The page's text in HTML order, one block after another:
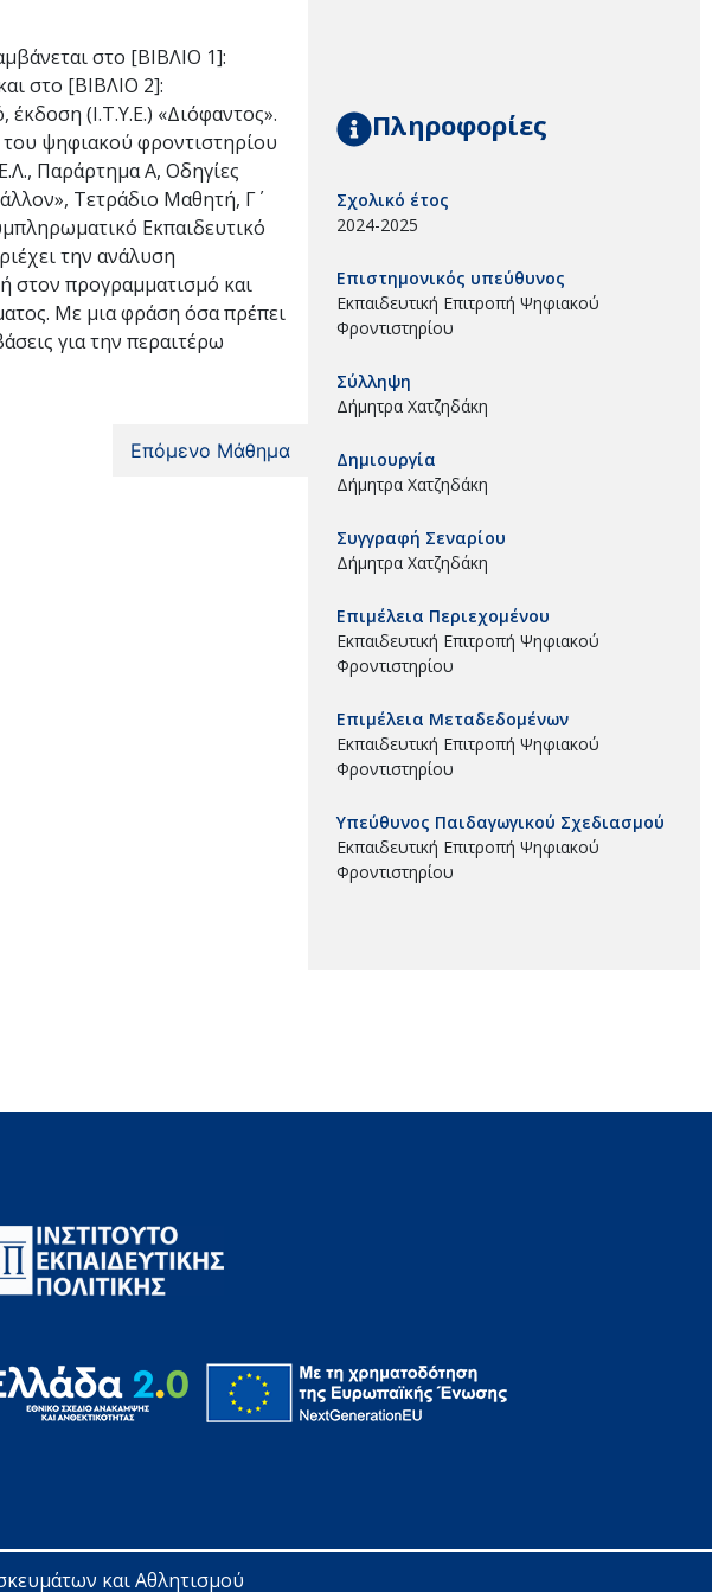
στο [ΒΙΒΛΙΟ 1]:
στο [ΒΙΒΛΙΟ 2]:
(Ι.Τ.Υ.Ε.) «Διόφαντος».
του ψηφιακού φροντιστηρίου
Παράρτημα Α, Οδηγίες
Τετράδιο Μαθητή, Γ΄
Εκπαιδευτικό
την ανάλυση
στον προγραμματισμό και
Με μια φράση όσα πρέπει
για την περαιτέρω
Επόμενο Μάθημα
Πληροφορίες
Σχολικό έτος
2024-2025
Επιστημονικός υπεύθυνος
Εκπαιδευτική Επιτροπή Ψηφιακού
Φροντιστηρίου
Σύλληψη
Δήμητρα Χατζηδάκη
Δημιουργία
Δήμητρα Χατζηδάκη
Συγγραφή Σεναρίου
Δήμητρα Χατζηδάκη
Επιμέλεια Περιεχομένου
Εκπαιδευτική Επιτροπή Ψηφιακού
Φροντιστηρίου
Επιμέλεια Μεταδεδομένων
Εκπαιδευτική Επιτροπή Ψηφιακού
Φροντιστηρίου
Υπεύθυνος Παιδαγωγικού Σχεδιασμού
Εκπαιδευτική Επιτροπή Ψηφιακού
Φροντιστηρίου
και Αθλητισμού